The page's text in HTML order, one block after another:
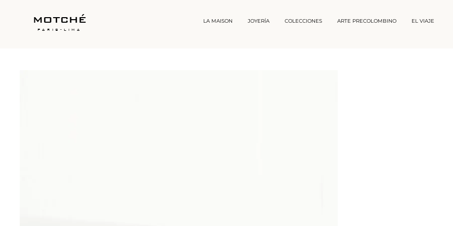
motché
paris-lima
LA MAISON JOYERÍA COLECCIONES ARTE PRECOLOMBINO EL VIAJE